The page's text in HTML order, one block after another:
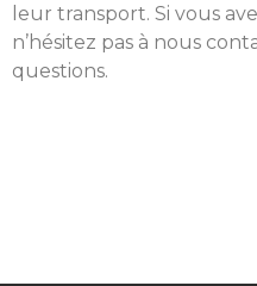
leur transport. Si vous
n’hésitez pas à nous
questions.